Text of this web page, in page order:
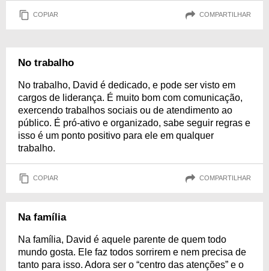
COPIAR COMPARTILHAR
No trabalho
No trabalho, David é dedicado, e pode ser visto em
cargos de liderança. É muito bom com comunicação,
exercendo trabalhos sociais ou de atendimento ao
público. É pró-ativo e organizado, sabe seguir regras e
isso é um ponto positivo para ele em qualquer
trabalho.
COPIAR COMPARTILHAR
Na família
Na família, David é aquele parente de quem todo
mundo gosta. Ele faz todos sorrirem e nem precisa de
tanto para isso. Adora ser o “centro das atenções” e o